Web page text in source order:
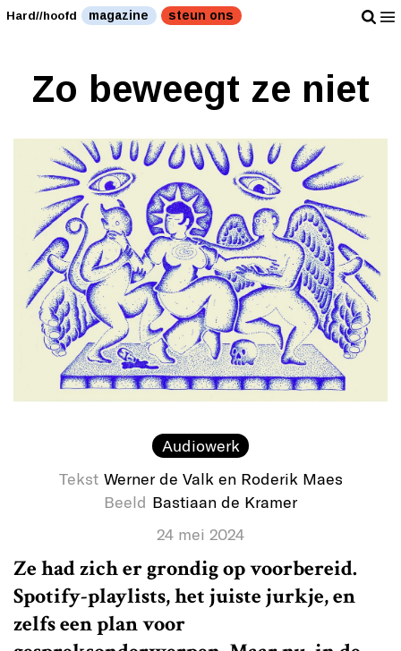
Hard//hoofd magazine steun ons
Zo beweegt ze niet
Audiowerk
Tekst Werner de Valk en Roderik Maes
Beeld Bastiaan de Kramer
24 mei 2024
Ze had zich er grondig op voorbereid.
Spotify-playlists, het juiste jurkje, en
zelfs een plan voor